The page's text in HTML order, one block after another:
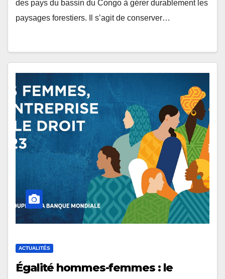
des pays du bassin du Congo à gérer durablement les
paysages forestiers. Il s’agit de conserver…
ACTUALITÉS
Égalité hommes-femmes : le